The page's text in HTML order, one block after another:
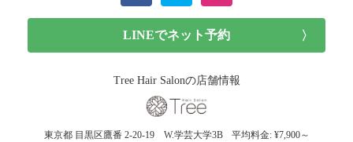
Tree Hair Salonの店舗情報
東京都 目黒区鷹番 2-20-19 W.学芸大学3B 平均料金: ¥7,900～